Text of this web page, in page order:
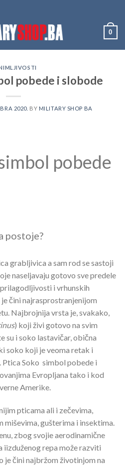
0
pobede i slobode
2020. BY MILITARY SHOP BA
pobede
postoje?
grabljivica a sam rod se sastoji
naseljavaju gotovo sve predele
i vrhunskih
čini najrasprostranjenijom
Najbrojnija vrsta je, svakako,
) koji živi gotovo na svim
su i soko lastavičar, obična
soko koji je veoma retak i
Ptica Soko simbol pobede i
Evropljana tako i kod
Amerike.
pticama ali i zečevima,
miševima, gušterima i insektima.
zbog svojie aerodinamične
repa može razviti
je čini najbržom životinjom na